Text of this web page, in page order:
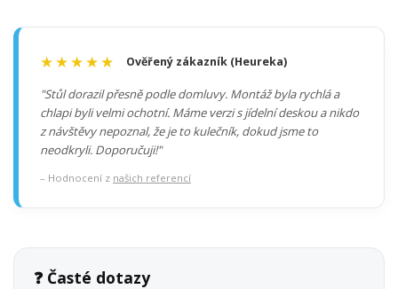
★★★★★ Ověřený zákazník (Heureka)
"Stůl dorazil přesně podle domluvy. Montáž byla rychlá a
chlapi byli velmi ochotní. Máme verzi s jídelní deskou a nikdo
z návštěvy nepoznal, že je to kulečník, dokud jsme to
neodkryli. Doporučuji!"
– Hodnocení z našich referencí
❓ Časté dotazy